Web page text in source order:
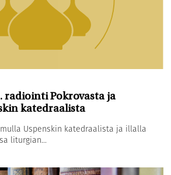
radiointi Pokrovasta ja
katedraalista
Uspenskin katedraalista ja illalla
liturgian...